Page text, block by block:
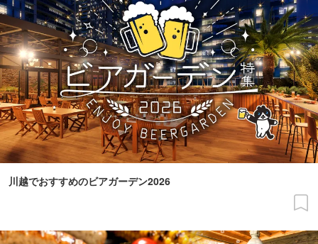
川越でおすすめのビアガーデン2026